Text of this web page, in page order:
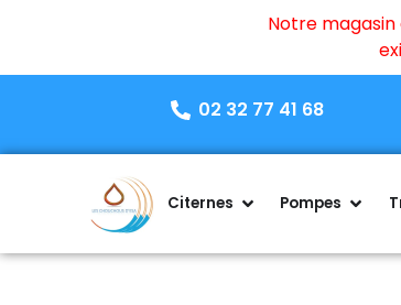
Notre
02 32 77 41 68
Citernes Pompes